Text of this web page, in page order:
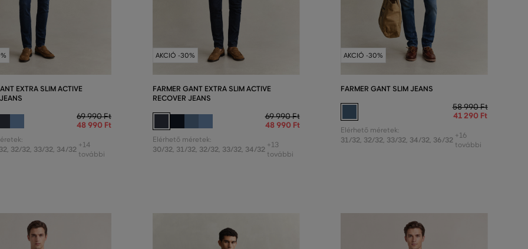
EXTRA SLIM ACTIVE
69 990 Ft
48 990 Ft
, 32/32, 33/32, 34/32 +14
további
AKCIÓ -30%
FARMER GANT EXTRA SLIM ACTIVE
RECOVER JEANS
69 990 Ft
48 990 Ft
Elérhető méretek:
30/32, 31/32, 32/32, 33/32, 34/32 +13
további
AKCIÓ -30%
FARMER GANT SLIM JEANS
58 990 Ft
41 290 Ft
Elérhető méretek:
31/32, 32/32, 33/32, 34/32, 36/32 +16
további